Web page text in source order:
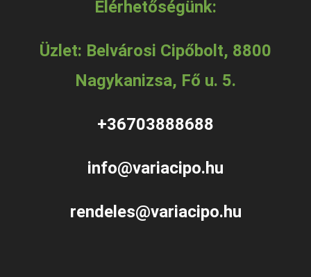
Elérhetőségünk:
Üzlet: Belvárosi Cipőbolt, 8800
Nagykanizsa, Fő u. 5.
+36703888688
info@variacipo.hu
rendeles@variacipo.hu